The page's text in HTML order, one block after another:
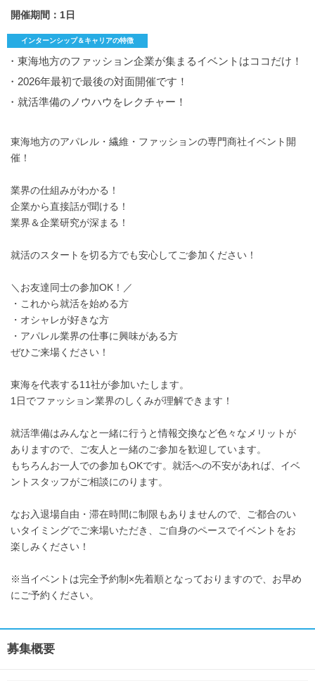
開催期間：1日
インターンシップ＆キャリアの特徴
・東海地方のファッション企業が集まるイベントはココだけ！
・2026年最初で最後の対面開催です！
・就活準備のノウハウをレクチャー！
東海地方のアパレル・繊維・ファッションの専門商社イベント開
催！
業界の仕組みがわかる！
企業から直接話が聞ける！
業界＆企業研究が深まる！
就活のスタートを切る方でも安心してご参加ください！
＼お友達同士の参加OK！／
・これから就活を始める方
・オシャレが好きな方
・アパレル業界の仕事に興味がある方
ぜひご来場ください！
東海を代表する11社が参加いたします。
1日でファッション業界のしくみが理解できます！
就活準備はみんなと一緒に行うと情報交換など色々なメリットが
ありますので、ご友人と一緒のご参加を歓迎しています。
もちろんお一人での参加もOKです。就活への不安があれば、イベ
ントスタッフがご相談にのります。
なお入退場自由・滞在時間に制限もありませんので、ご都合のい
いタイミングでご来場いただき、ご自身のペースでイベントをお
楽しみください！
※当イベントは完全予約制×先着順となっておりますので、お早め
にご予約ください。
募集概要